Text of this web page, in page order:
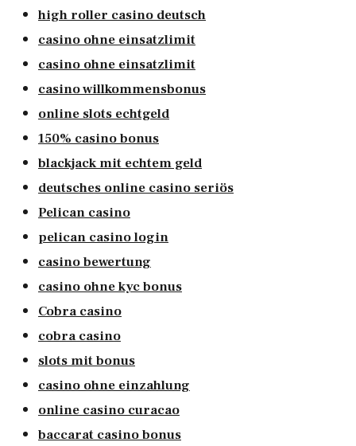
high roller casino deutsch
casino ohne einsatzlimit
casino ohne einsatzlimit
casino willkommensbonus
online slots echtgeld
150% casino bonus
blackjack mit echtem geld
deutsches online casino seriös
Pelican casino
pelican casino login
casino bewertung
casino ohne kyc bonus
Cobra casino
cobra casino
slots mit bonus
casino ohne einzahlung
online casino curacao
baccarat casino bonus